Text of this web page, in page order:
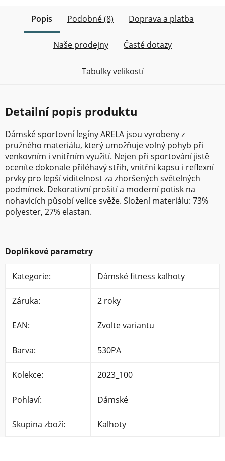
Popis Podobné (8) Doprava a platba
Naše prodejny Časté dotazy
Tabulky velikostí
Detailní popis produktu
Dámské sportovní legíny ARELA jsou vyrobeny z
pružného materiálu, který umožňuje volný pohyb při
venkovním i vnitřním využití. Nejen při sportování jistě
oceníte dokonale přiléhavý střih, vnitřní kapsu i reflexní
prvky pro lepší viditelnost za zhoršených světelných
podmínek. Dekorativní prošití a moderní potisk na
nohavicích působí velice svěže. Složení materiálu: 73%
polyester, 27% elastan.
Doplňkové parametry
Kategorie: Dámské fitness kalhoty
Záruka: 2 roky
EAN: Zvolte variantu
Barva: 530PA
Kolekce: 2023_100
Pohlaví: Dámské
Skupina zboží: Kalhoty